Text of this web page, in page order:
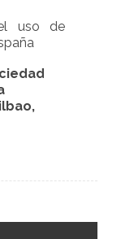
uso de